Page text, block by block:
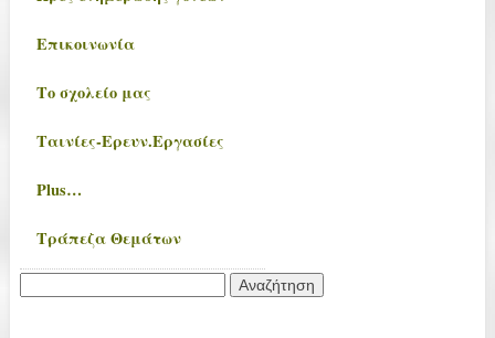
Επικοινωνία
Το σχολείο μας
Ταινίες-Ερευν.Εργασίες
Plus…
Τράπεζα Θεμάτων